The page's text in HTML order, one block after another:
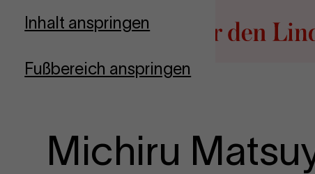
Inhalt anspringen
Fußbereich anspringen
Zur Startseite
Michiru